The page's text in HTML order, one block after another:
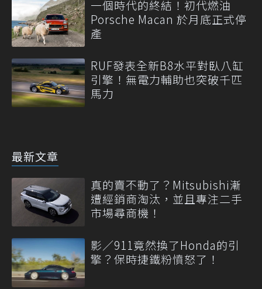
一個時代的終結！初代燃油
Porsche Macan 於月底正式停
產
RUF發表全新B8水平對臥八缸
引擎！無電力輔助也突破千匹
馬力
最新文章
真的賣不動了？Mitsubishi漸
遭經銷商淘汰，並且專注二手
市場尋商機！
影／911竟然換了Honda的引
擎？保時捷鐵粉憤怒了！